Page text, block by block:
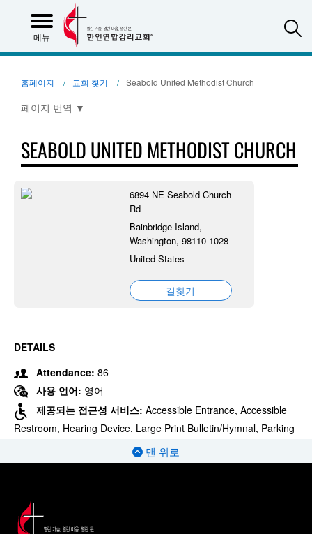
메뉴
홈페이지 교회 찾기 Seabold United Methodist Church
페이지 번역 ▼
SEABOLD UNITED METHODIST CHURCH
6894 NE Seabold Church
Rd
Bainbridge Island,
Washington, 98110-1028
United States
길찾기
DETAILS
Attendance: 86
사용 언어: 영어
제공되는 접근성 서비스: Accessible Entrance, Accessible
Restroom, Hearing Device, Large Print Bulletin/Hymnal, Parking
맨 위로